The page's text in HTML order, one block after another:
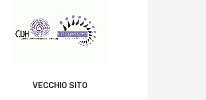
VECCHIO SITO